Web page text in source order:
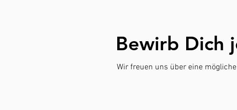
Bewirb Dich
Wir freuen uns über eine